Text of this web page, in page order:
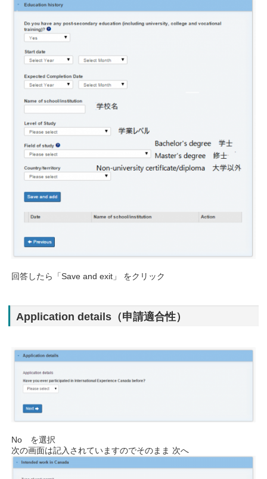
回答したら「Save and exit」 をクリック
Application details（申請適合性）
No を選択
次の画面は記入されていますのでそのまま 次へ